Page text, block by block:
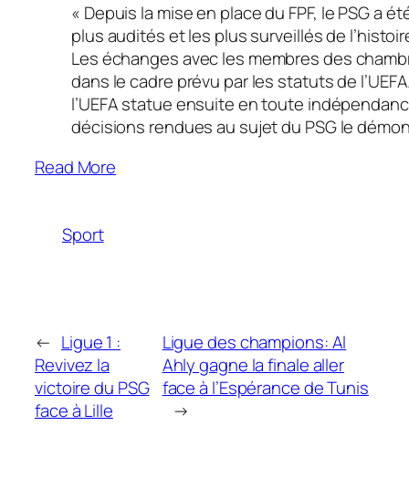
« Depuis la mise en place du FPF, le PSG a
plus audités et les plus surveillés de
Les échanges avec les membres des
dans le cadre prévu par les statuts de
l’UEFA statue ensuite en toute
décisions rendues au sujet du PSG le
Read More
Sport
← Ligue 1 :
Revivez la
victoire du PSG
face à Lille
Ligue des champions: Al
Ahly gagne la finale aller
face à l’Espérance de Tunis
→